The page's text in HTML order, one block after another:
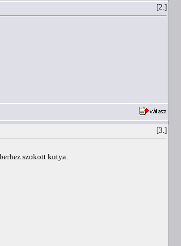
[2.]
[3.]
szokott kutya.